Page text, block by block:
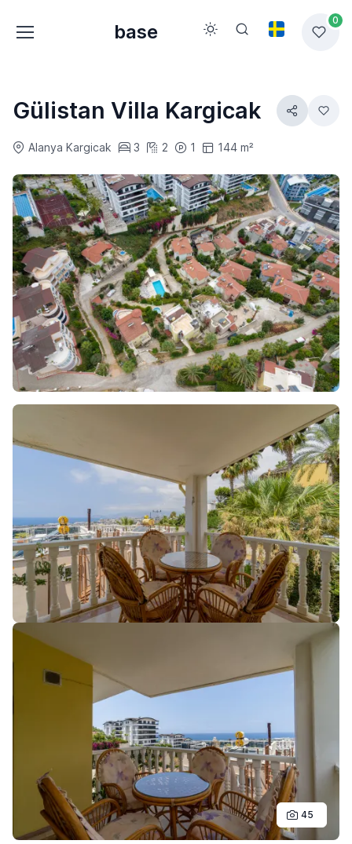
base
0
Gülistan Villa Kargicak
Alanya Kargicak 3 2 1 144 m²
45